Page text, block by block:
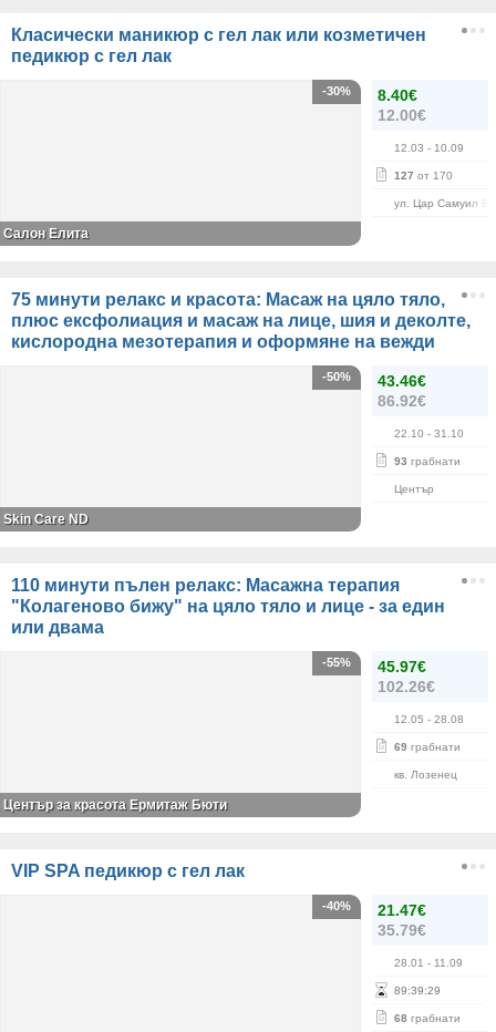
Класически маникюр с гел лак или козметичен
педикюр с гел лак
8.40€
12.00€
12.03 - 10.09
127 от 170
ул. Цар Самуил 84
-30%
Салон Елита
75 минути релакс и красота: Масаж на цяло тяло,
плюс ексфолиация и масаж на лице, шия и деколте,
кислородна мезотерапия и оформяне на вежди
43.46€
86.92€
22.10 - 31.10
93 грабнати
Център
-50%
Skin Care ND
110 минути пълен релакс: Масажна терапия
"Колагеново бижу" на цяло тяло и лице - за един
или двама
45.97€
102.26€
12.05 - 28.08
69 грабнати
кв. Лозенец
-55%
Център за красота Ермитаж Бюти
VIP SPA педикюр с гел лак
21.47€
35.79€
28.01 - 11.09
89:39:28
68 грабнати
-40%